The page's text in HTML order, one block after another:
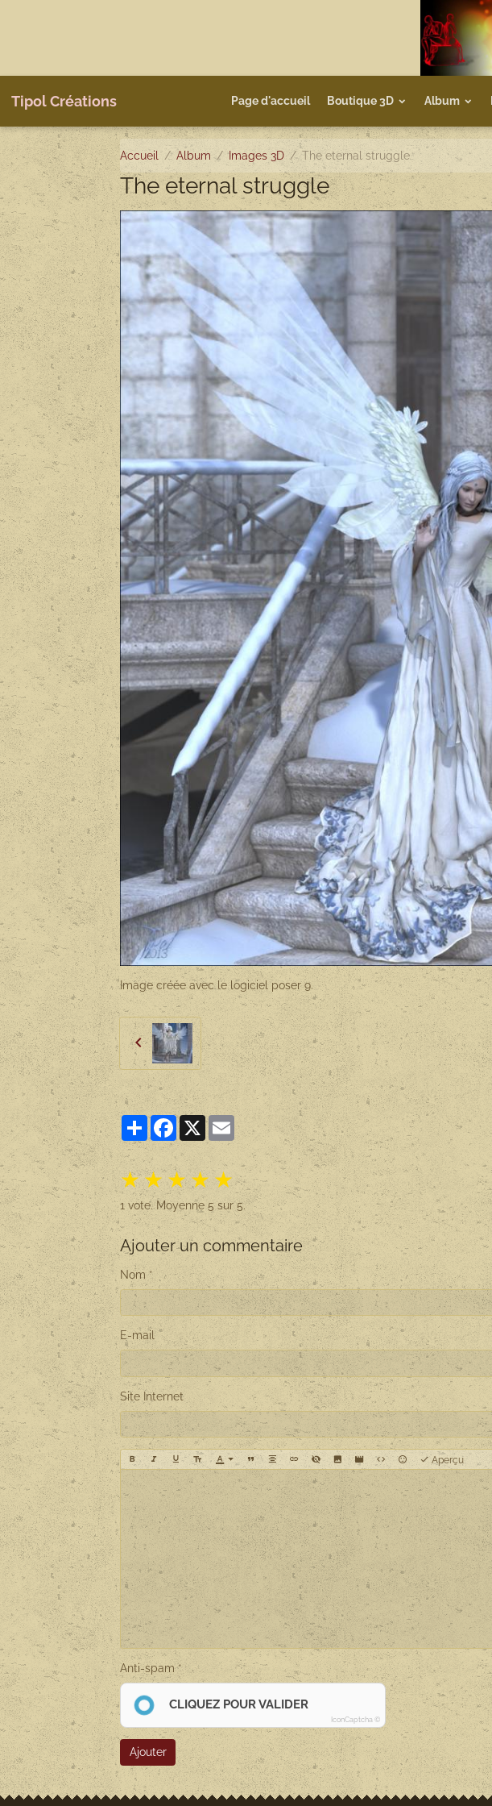
Tipol Créations Page d'accueil Boutique 3D Album
Accueil Album Images 3D The eternal struggle
The eternal struggle
Image créée avec le logiciel poser 9.
PartagerFacebook
X Email
★★★★★
1 vote. Moyenne5 sur 5.
Ajouter un commentaire
Nom
E-mail
Site Internet
Aperçu
Anti-spam
CLIQUEZ POUR VALIDER
IconCaptcha ©
Ajouter